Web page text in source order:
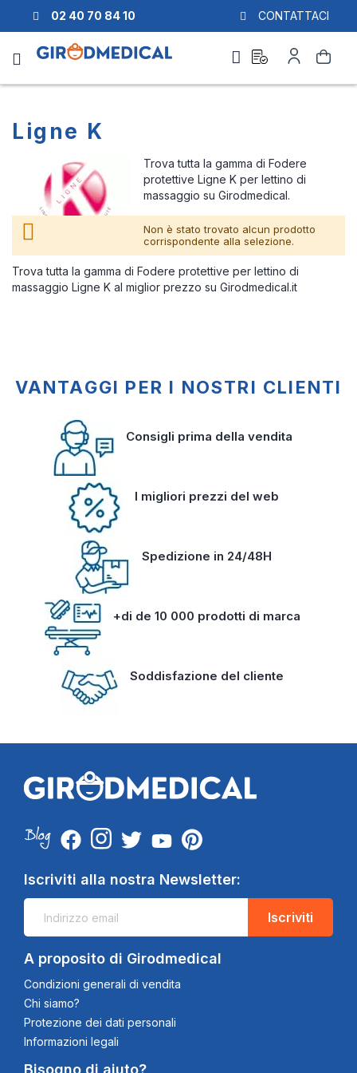
02 40 70 84 10 CONTATTACI
Cerca
preventivo
mio
Account
Ligne K
Trova tutta la gamma di Fodere
protettive Ligne K per lettino di
massaggio su Girodmedical.
Non è stato trovato alcun prodotto
corrispondente alla selezione.
Trova tutta la gamma di Fodere protettive per lettino di
massaggio Ligne K al miglior prezzo su Girodmedical.it
VANTAGGI PER I NOSTRI CLIENTI
Consigli prima della vendita
I migliori prezzi del web
Spedizione in 24/48H
+di de 10 000 prodotti di marca
Soddisfazione del cliente
Iscriviti alla nostra Newsletter:
Iscriviti
A proposito di Girodmedical
Condizioni generali di vendita
Chi siamo?
Protezione dei dati personali
Informazioni legali
Bisogno di aiuto?